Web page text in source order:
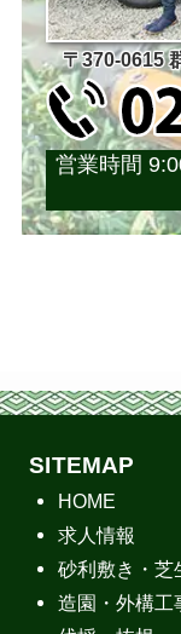
〒370-0615
営業時間
SITEMAP
HOME
求人情報
砂利敷き・芝
造園・外構工